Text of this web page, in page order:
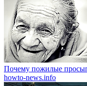
Почему пожилые
howto-news.info